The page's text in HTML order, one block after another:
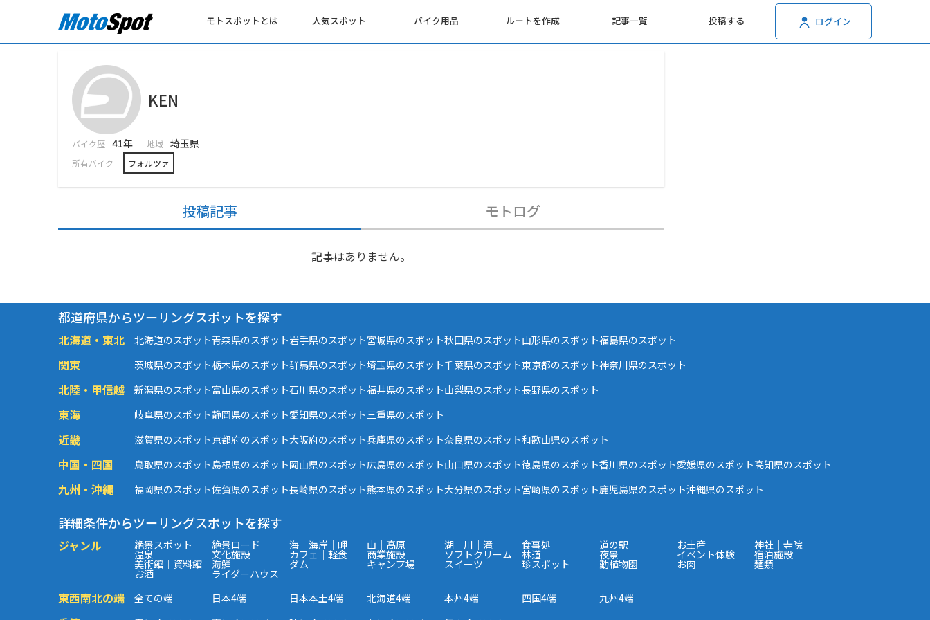
モトスポットとは 人気スポット バイク用品 ルートを作成 記事一覧 投稿する ログイン
KEN
バイク歴 41年 地域 埼玉県
所有バイク フォルツァ
投稿記事 モトログ
記事はありません。
都道府県からツーリングスポットを探す
北海道・東北 北海道のスポット青森県のスポット岩手県のスポット宮城県のスポット秋田県のスポット山形県のスポット福島県のスポット
関東 茨城県のスポット栃木県のスポット群馬県のスポット埼玉県のスポット千葉県のスポット東京都のスポット神奈川県のスポット
北陸・甲信越 新潟県のスポット富山県のスポット石川県のスポット福井県のスポット山梨県のスポット長野県のスポット
東海 岐阜県のスポット静岡県のスポット愛知県のスポット三重県のスポット
近畿 滋賀県のスポット京都府のスポット大阪府のスポット兵庫県のスポット奈良県のスポット和歌山県のスポット
中国・四国 鳥取県のスポット島根県のスポット岡山県のスポット広島県のスポット山口県のスポット徳島県のスポット香川県のスポット愛媛県のスポット高知県のスポット
九州・沖縄 福岡県のスポット佐賀県のスポット長崎県のスポット熊本県のスポット大分県のスポット宮崎県のスポット鹿児島県のスポット沖縄県のスポット
詳細条件からツーリングスポットを探す
ジャンル 絶景スポット 絶景ロード 海｜海岸｜岬 山｜高原 湖｜川｜滝 食事処 道の駅 お土産 神社｜寺院
温泉 文化施設 カフェ｜軽食 商業施設 ソフトクリーム 林道 夜景 イベント体験 宿泊施設
美術館｜資料館 海鮮 ダム キャンプ場 スイーツ 珍スポット 動植物園 お肉 麺類
お酒 ライダーハウス
東西南北の端 全ての端 日本4端 日本本土4端 北海道4端 本州4端 四国4端 九州4端